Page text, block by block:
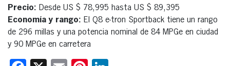
Precio: Desde US $ 78,995 hasta US $ 89,395
Economía y rango: El Q8 e-tron Sportback tiene un rango
de 296 millas y una potencia nominal de 84 MPGe en ciudad
y 90 MPGe en carretera